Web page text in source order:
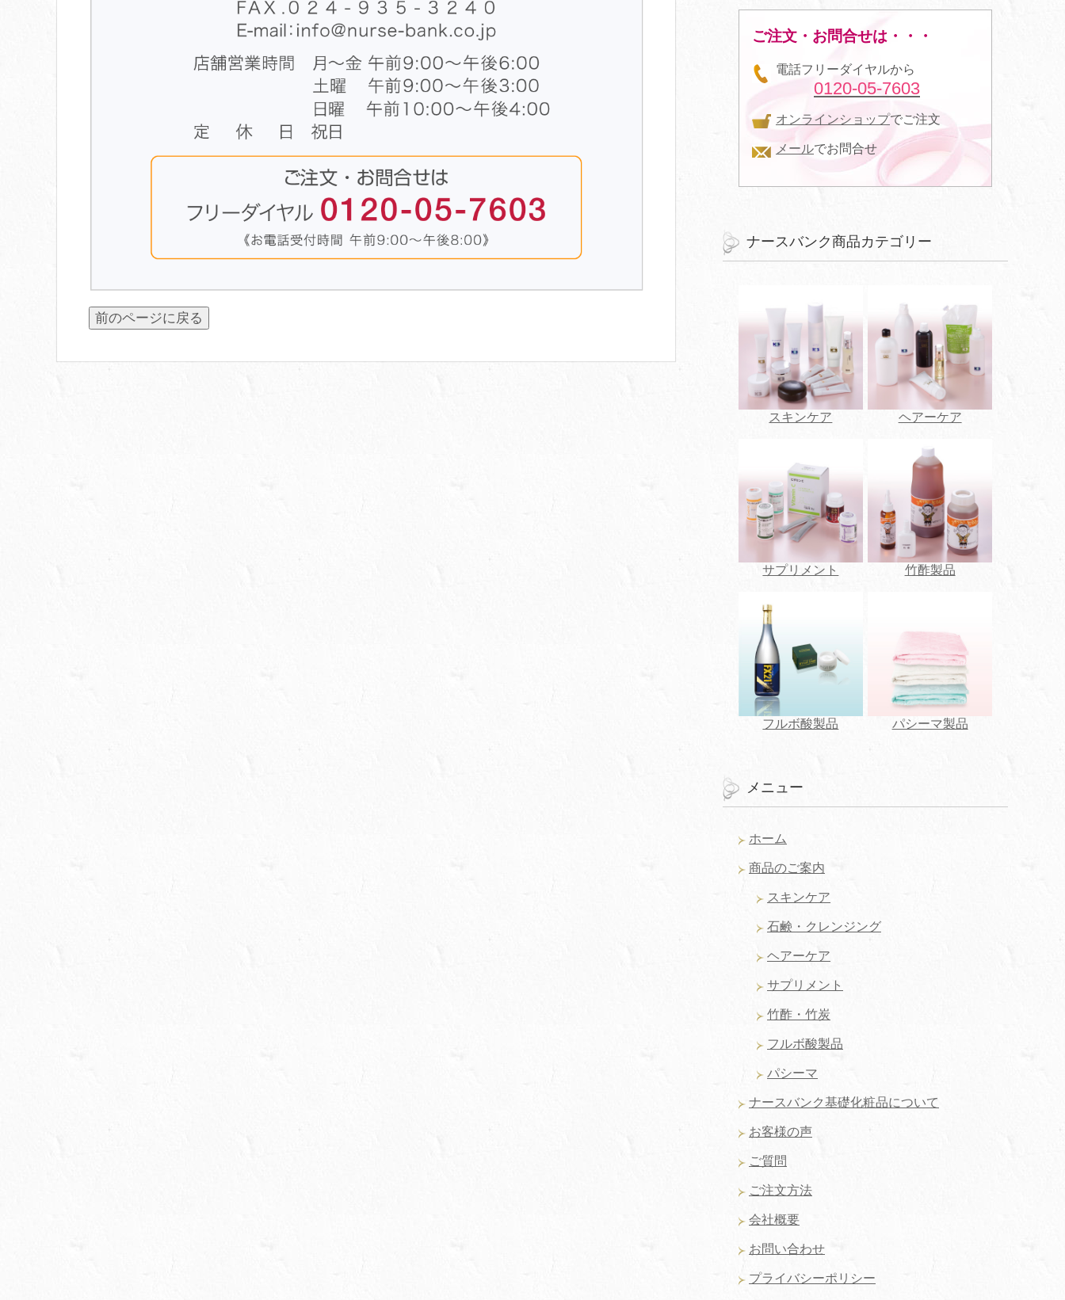
ご注文・お問合せは・・・
電話フリーダイヤルから
0120-05-7603
オンラインショップでご注文
メールでお問合せ
ナースバンク商品カテゴリー
スキンケア ヘアーケア
サプリメント 竹酢製品
フルボ酸製品 パシーマ製品
メニュー
ホーム
商品のご案内
スキンケア
石鹸・クレンジング
ヘアーケア
サプリメント
竹酢・竹炭
フルボ酸製品
パシーマ
ナースバンク基礎化粧品について
お客様の声
ご質問
ご注文方法
会社概要
お問い合わせ
プライバシーポリシー